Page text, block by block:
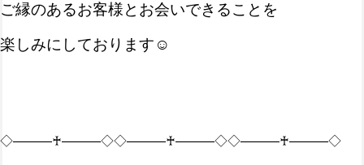
ご縁のあるお客様とお会いできることを
楽しみにしております☺
◇―――♰―――◇◇―――♰―――◇◇―――♰―――◇